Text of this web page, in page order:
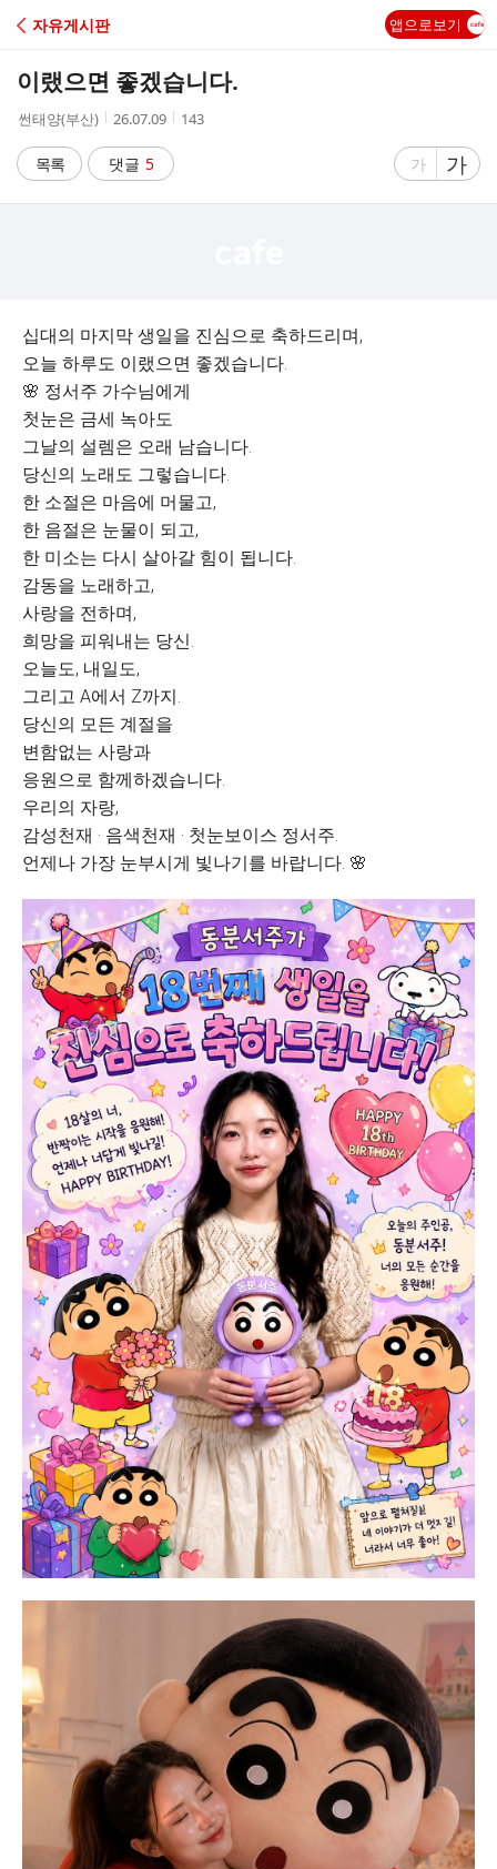
C
A
자유게시판 앱으로보기
이랬으면 좋겠습니다.
작
자
썬태양(부산)
작
시
간
26.07.09
조
143
목록 댓글 5
글
가
글
자
가
십대의 마지막 생일을 진심으로 축하드리며,
오늘 하루도 이랬으면 좋겠습니다.
🌸 정서주 가수님에게
첫눈은 금세 녹아도
그날의 설렘은 오래 남습니다.
당신의 노래도 그렇습니다.
한 소절은 마음에 머물고,
한 음절은 눈물이 되고,
한 미소는 다시 살아갈 힘이 됩니다.
감동을 노래하고,
사랑을 전하며,
희망을 피워내는 당신.
오늘도, 내일도,
그리고 A에서 Z까지.
당신의 모든 계절을
변함없는 사랑과
응원으로 함께하겠습니다.
우리의 자랑,
감성천재 · 음색천재 · 첫눈보이스 정서주.
언제나 가장 눈부시게 빛나기를 바랍니다. 🌸